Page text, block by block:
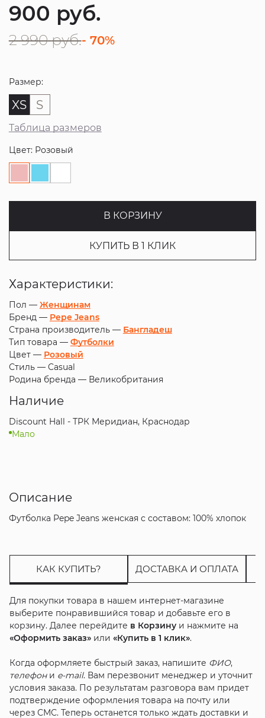
900 руб.
2 990 руб.- 70%
Размер:
XS S
Таблица размеров
Цвет: Розовый
В КОРЗИНУ
КУПИТЬ В 1 КЛИК
Характеристики:
Пол — Женщинам
Бренд — Pepe Jeans
Страна производитель — Бангладеш
Тип товара — Футболки
Цвет — Розовый
Стиль — Casual
Родина бренда — Великобритания
Наличие
Discount Hall - ТРК Меридиан, Краснодар
Мало
Описание
Футболка Pepe Jeans женская с составом: 100% хлопок
КАК КУПИТЬ? ДОСТАВКА И ОПЛАТА
Для покупки товара в нашем интернет-магазине
выберите понравившийся товар и добавьте его в
корзину. Далее перейдите в Корзинуи нажмите на
«Оформить заказ»или «Купить в 1 клик».
Когда оформляете быстрый заказ, напишите ФИО,
телефони e-mail. Вам перезвонит менеджер и уточнит
условия заказа. По результатам разговора вам придет
подтверждение оформления товара на почту или
через СМС. Теперь останется только ждать доставки и